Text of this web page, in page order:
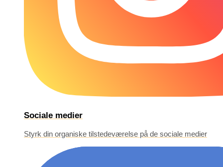
Sociale medier
Styrk din organiske tilstedeværelse på de sociale medier